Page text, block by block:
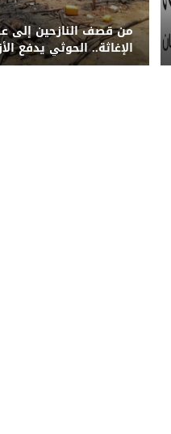
من قصف النازحين إلى
الإغاثة.. الحوثي يدفع
الإنسانية في اليمن